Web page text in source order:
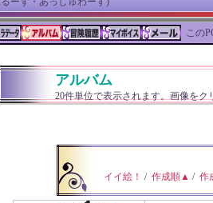
この
アルバム
20件単位で表示されます。画像を
イイ絵！ / 作成順▲ / 作